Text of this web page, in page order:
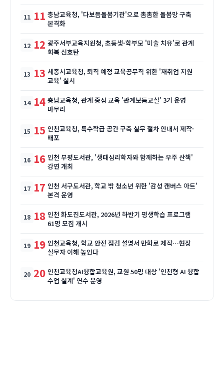
11 충남교육청, '다보듬돌봄기관'으로 촘촘한 돌봄망 구축
본격화
12 광주서부교육지원청, 초등생-학부모 '미술 치유'로 관계
회복 신호탄
13 세종시교육청, 퇴직 예정 교육공무직 위한 '재취업 지원
교육' 실시
14 충남교육청, 관계 중심 교육 '관계보듬교실' 3기 운영
마무리
15 인천교육청, 특수학급 공간 구축 실무 절차 안내서 제작·
배포
16 인천 부평도서관, '생태심리학자와 함께하는 우주 산책'
강연 개최
17 인천 서구도서관, 학교 밖 청소년 위한 '감성 캔버스 아트'
본격 운영
18 인천 화도진도서관, 2026년 하반기 평생학습 프로그램
61명 모집 개시
19 인천교육청, 학교 안전 점검 설명서 만화로 제작…현장
실무자 이해 높인다
20 인천교육청AI융합교육원, 교원 50명 대상 '인천형 AI 융합
수업 설계' 연수 운영